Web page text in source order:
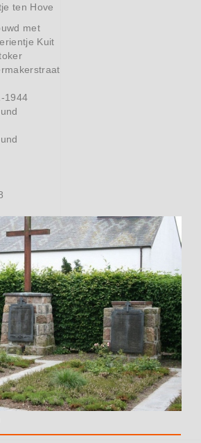
ten Hove
met
Kuit
1944